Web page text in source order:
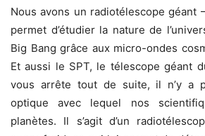
Nous avons un radiotélescope géant
permet d’étudier la nature de
Big Bang grâce aux micro-ondes
Et aussi le SPT, le télescope géant
vous arrête tout de suite, il n’y a
optique avec lequel nos
planètes. Il s’agit d’un